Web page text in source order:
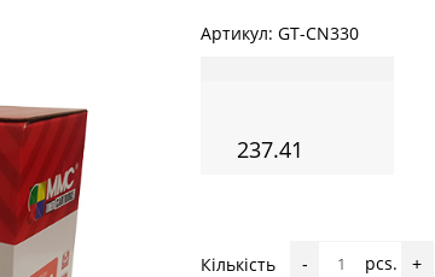
Артикул: GT-CN330
237.41
Кількість - pcs. +